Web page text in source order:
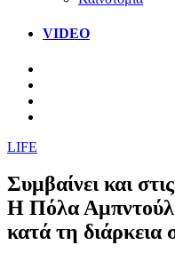
VIDEO
LIFE
Συμβαίνει και
Η Πόλα Αμπντούλ
κατά τη διάρκεια